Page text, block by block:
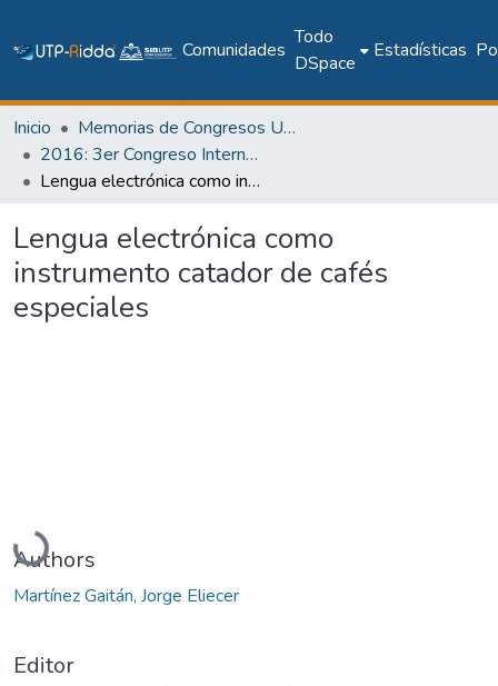
Comunidades
Todo
DSpace
Estadísticas
Inicio
Memorias de Congresos UTP
2016: 3er Congreso Internacional AmITIC 2016, Inteligencia Ambiental y Tecnologías de Información y Comunicación
Lengua electrónica como instrumento catador de cafés especiales
Lengua electrónica como
instrumento catador de cafés
especiales
Cargando...
Authors
Martínez Gaitán, Jorge Eliecer
Editor